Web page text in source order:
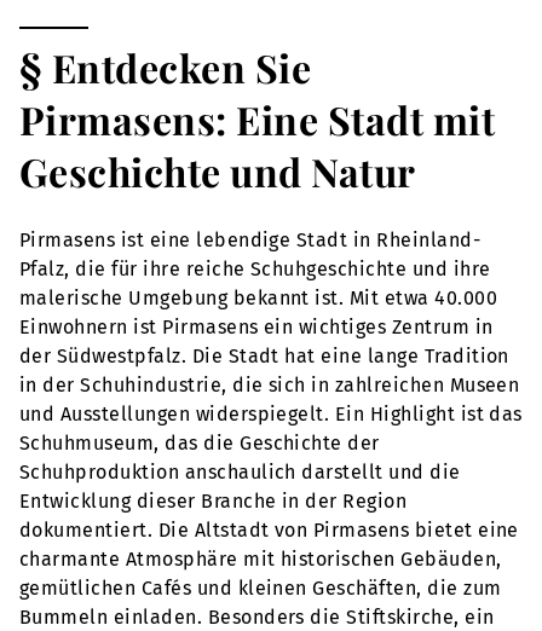
§ Entdecken Sie
Pirmasens: Eine Stadt mit
Geschichte und Natur
Pirmasens ist eine lebendige Stadt in Rheinland-
Pfalz, die für ihre reiche Schuhgeschichte und ihre
malerische Umgebung bekannt ist. Mit etwa 40.000
Einwohnern ist Pirmasens ein wichtiges Zentrum in
der Südwestpfalz. Die Stadt hat eine lange Tradition
in der Schuhindustrie, die sich in zahlreichen Museen
und Ausstellungen widerspiegelt. Ein Highlight ist das
Schuhmuseum, das die Geschichte der
Schuhproduktion anschaulich darstellt und die
Entwicklung dieser Branche in der Region
dokumentiert. Die Altstadt von Pirmasens bietet eine
charmante Atmosphäre mit historischen Gebäuden,
gemütlichen Cafés und kleinen Geschäften, die zum
Bummeln einladen. Besonders die Stiftskirche, ein